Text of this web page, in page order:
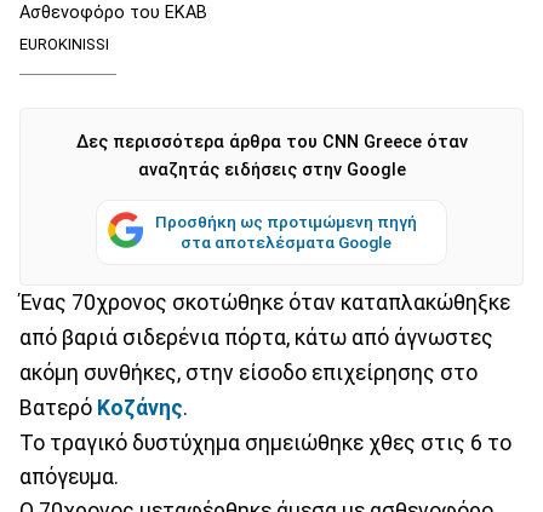
Ασθενοφόρο του ΕΚΑΒ
EUROKINISSI
Δες περισσότερα άρθρα του CNN Greece όταν
αναζητάς ειδήσεις στην Google
Προσθήκη ως προτιμώμενη πηγή
στα αποτελέσματα Google
Ένας 70χρονος σκοτώθηκε όταν καταπλακώθηξκε
από βαριά σιδερένια πόρτα, κάτω από άγνωστες
ακόμη συνθήκες, στην είσοδο επιχείρησης στο
Βατερό Κοζάνης.
Το τραγικό δυστύχημα σημειώθηκε χθες στις 6 το
απόγευμα.